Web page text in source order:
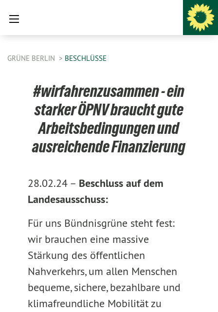
GRÜNE BERLIN BESCHLÜSSE
#wirfahrenzusammen - ein
starker ÖPNV braucht gute
Arbeitsbedingungen und
ausreichende Finanzierung
28.02.24 – Beschluss auf dem
Landesausschuss:
Für uns Bündnisgrüne steht fest:
wir brauchen eine massive
Stärkung des öffentlichen
Nahverkehrs, um allen Menschen
bequeme, sichere, bezahlbare und
klimafreundliche Mobilität zu